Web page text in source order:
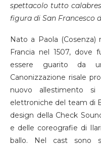
spettacolo tutto
figura di San Francesco
Nato a Paola (Cosenza)
Francia nel 1507,
essere guarito da
Canonizzazione risale
nuovo allestimento si
elettroniche del team di
design della Check
e delle coreografie di
ballo. Nel cast sono